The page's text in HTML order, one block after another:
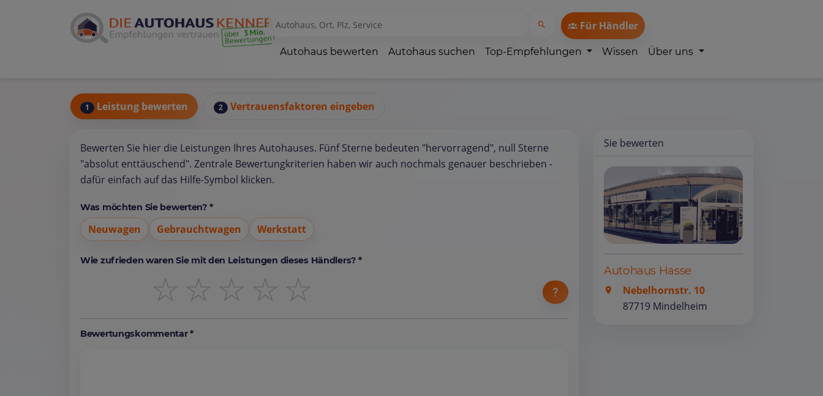
Für Händler
Autohaus bewerten Autohaus suchen Top-Empfehlungen Wissen Über uns
Sie bewerten
Autohaus Hasse
Nebelhornstr. 10
87719 Mindelheim
1 Leistung bewerten 2 Vertrauensfaktoren eingeben
Bewerten Sie hier die Leistungen Ihres Autohauses. Fünf Sterne bedeuten "hervorragend", null Sterne
"absolut enttäuschend". Zentrale Bewertungkriterien haben wir auch nochmals genauer beschrieben -
dafür einfach auf das Hilfe-Symbol klicken.
Was möchten Sie bewerten? *
Neuwagen Gebrauchtwagen Werkstatt
Wie zufrieden waren Sie mit den Leistungen dieses Händlers? *
☆
☆
☆
☆
☆
Bewertungskommentar *